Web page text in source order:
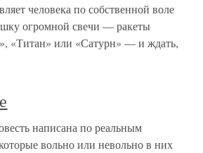
человека по собственной воле
огромной свечи — ракеты
«Титан» или «Сатурн» — и ждать,
написана по реальным
вольно или невольно в них